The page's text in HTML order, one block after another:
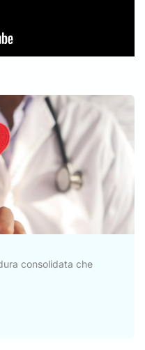
consolidata che